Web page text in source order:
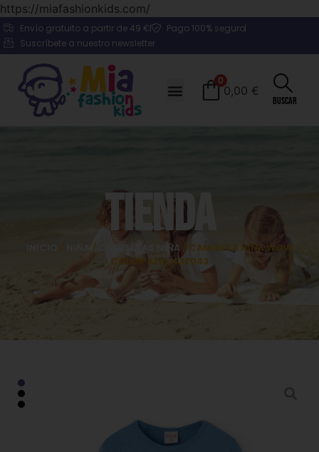
https://miafashionkids.com/
Envío gratuito a partir de 49 €
Pago 100% seguro
Suscríbete a nuestro newsletter
0
0,00 €
Buscar
Tienda
/ / CAMISETAS NIÑA / CAMISETA NIÑA WOW
COLOR AZUL 432043